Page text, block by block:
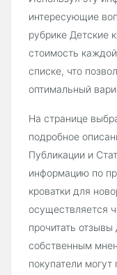
интересующие
рубрике Детские
стоимость
списке, что
оптимальный
На странице
подробное
Публикации и
информацию по
кроватки для
осуществляется
прочитать отзывы
собственным
покупатели